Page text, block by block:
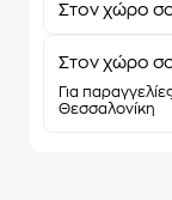
Στον χώρο
Στον χώρο
Για
Θεσσαλονίκη